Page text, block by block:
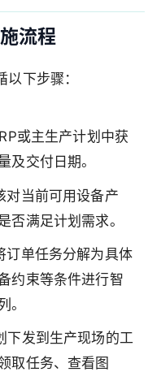
流程
下步骤：
或主生产计划中获
及交付日期。
对当前可用设备产
否满足计划需求。
订单任务分解为具体
约束等条件进行智
。
下发到生产现场的工
取任务、查看图